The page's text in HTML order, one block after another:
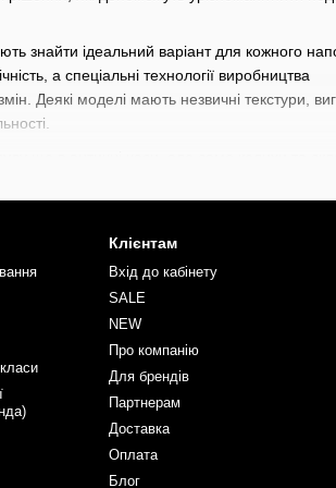
знайти ідеальний варіант для кожного
а спеціальні технології виробництва
Деякі моделі мають незвичні текстури,
з формами, матеріалами та
вжитку, додаючи сервіруванню
кухонний арсенал.
інвентаря починаючи від стрейнерів,
. Кожен знайде тут щось для себе під
разом з інвентарем від BarTrigger.
Клієнтам
Вхід до кабінету
SALE
NEW
Про компанію
Для брендів
Партнерам
Доставка
Оплата
Блог